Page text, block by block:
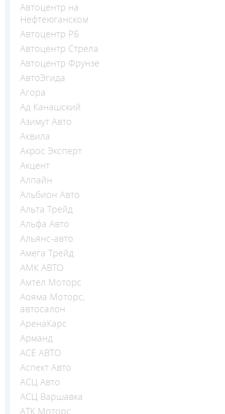
Автоцентр на
Нефтеюганском
Автоцентр РБ
Автоцентр Стрела
Автоцентр Фрунзе
АвтоЭгида
Агора
Ад Канашский
Азимут Авто
Аквила
Акрос Эксперт
Акцент
Алпайн
Альбион Авто
Альта Трейд
Альфа Авто
Альянс-авто
Амега Трейд
АМК АВТО
Амтел Моторс
Аояма Моторс,
автосалон
АренаКарс
Арманд
АСЕ АВТО
Аспект Авто
АСЦ Авто
АСЦ Варшавка
АТК Моторс